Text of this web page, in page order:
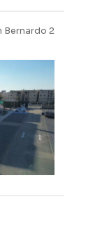
Bernardo 2